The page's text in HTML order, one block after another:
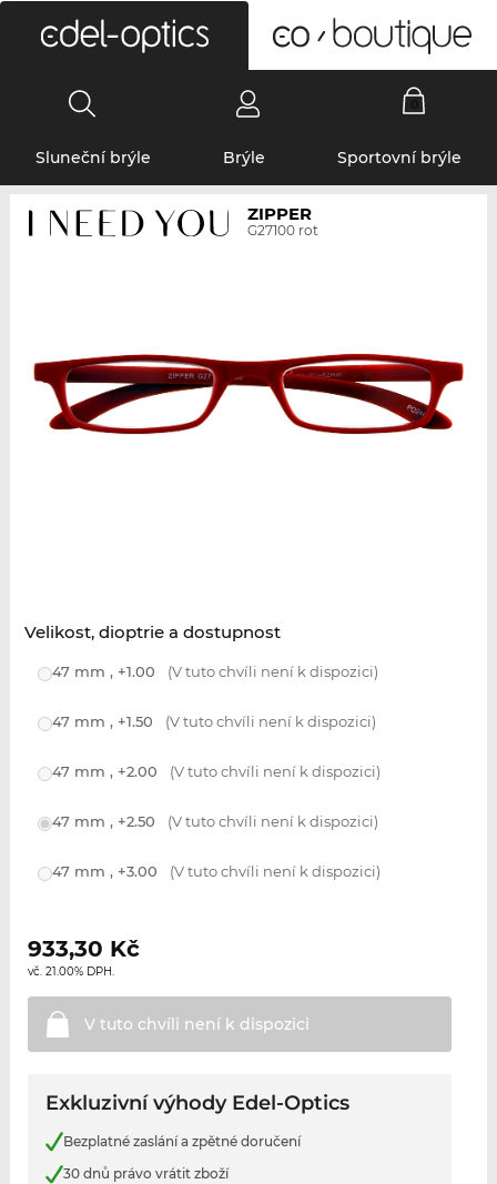
Sluneční brýle Brýle Sportovní brýle
ZIPPER
G27100 rot
Velikost, dioptrie a dostupnost
47 mm , +1.00 (V tuto chvíli není k dispozici)
47 mm , +1.50 (V tuto chvíli není k dispozici)
47 mm , +2.00 (V tuto chvíli není k dispozici)
47 mm , +2.50 (V tuto chvíli není k dispozici)
47 mm , +3.00 (V tuto chvíli není k dispozici)
933,30 Kč
vč. 21.00% DPH.
V tuto chvíli není k dispozici
Exkluzivní výhody Edel-Optics
Bezplatné zaslání a zpětné doručení
30 dnů právo vrátit zboží